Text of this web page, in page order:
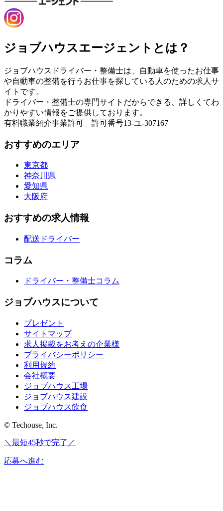
ジョブハウスエージェントとは？
ジョブハウスドライバー・整備士は、自動車を使ったお仕事
や自動車の整備を行うお仕事を探している人のための求人サ
イトです。
ドライバー・整備士の専門サイトだからできる、詳しくてわ
かりやすい情報をご提供しております。
有料職業紹介事業許可 許可番号13-ユ-307167
おすすめのエリア
東京都
神奈川県
愛知県
大阪府
おすすめの求人情報
配送ドライバー
コラム
ドライバー・整備士コラム
ジョブハウスについて
プレゼント
サイトマップ
求人掲載をお考えの企業様
プライバシーポリシー
利用規約
会社概要
ジョブハウス工場
ジョブハウス建設
ジョブハウス飲食
© Techouse, Inc.
＼最短45秒で完了／
応募へ進む